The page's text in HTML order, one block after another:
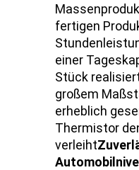
fertigen
einer
Stück
großem
erheblich
Thermistor
verleiht